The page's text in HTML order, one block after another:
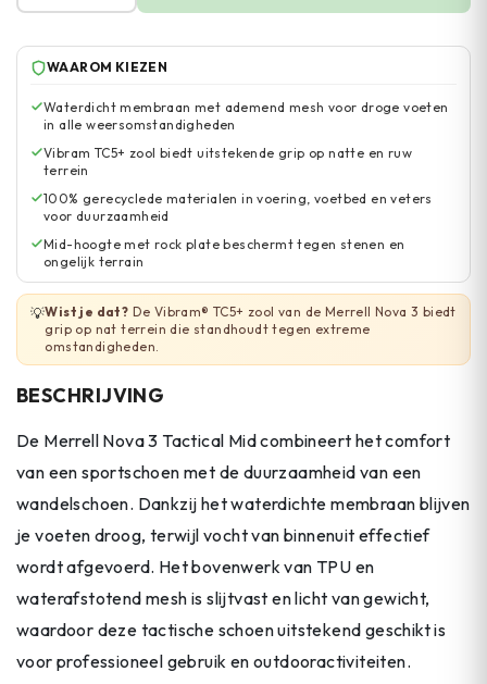
WAAROM KIEZEN
Waterdicht membraan met ademend mesh voor droge voeten
in alle weersomstandigheden
Vibram TC5+ zool biedt uitstekende grip op natte en ruw
terrein
100% gerecyclede materialen in voering, voetbed en veters
voor duurzaamheid
Mid-hoogte met rock plate beschermt tegen stenen en
ongelijk terrain
💡Wist je dat? De Vibram® TC5+ zool van de Merrell Nova 3 biedt
grip op nat terrein die standhoudt tegen extreme
omstandigheden.
BESCHRIJVING
De Merrell Nova 3 Tactical Mid combineert het comfort
van een sportschoen met de duurzaamheid van een
wandelschoen. Dankzij het waterdichte membraan blijven
je voeten droog, terwijl vocht van binnenuit effectief
wordt afgevoerd. Het bovenwerk van TPU en
waterafstotend mesh is slijtvast en licht van gewicht,
waardoor deze tactische schoen uitstekend geschikt is
voor professioneel gebruik en outdooractiviteiten.